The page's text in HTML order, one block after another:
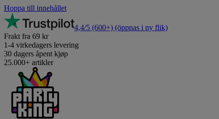
Hoppa till innehållet
4,4/5 (600+) (öppnas i ny flik)
Frakt fra 69 kr
1-4 virkedagers levering
30 dagers åpent kjøp
25.000+ artikler